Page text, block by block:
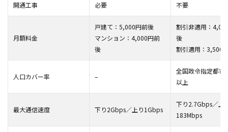
開通工事 必要 不要
月額料金
戸建て：5,000円前後
マンション：4,000円前
後
割引非適用：
後
割引適用：3,500
人口カバー率 –
全国政令指定都市
以上
最大通信速度 下り2Gbps／上り1Gbps
下り2.7Gbps／上
183Mbps